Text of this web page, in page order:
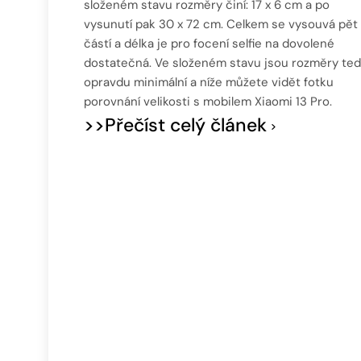
složeném stavu rozměry činí: 17 x 6 cm a po
vysunutí pak 30 x 72 cm. Celkem se vysouvá pět
částí a délka je pro focení selfie na dovolené
dostatečná. Ve složeném stavu jsou rozměry
opravdu minimální a níže můžete vidět fotku
porovnání velikosti s mobilem Xiaomi 13 Pro.
>>Přečíst celý článek